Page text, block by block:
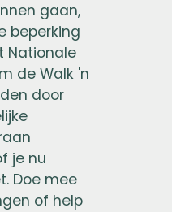
gaan,
beperking
Nationale
de Walk 'n
door
je nu
Doe mee
of help